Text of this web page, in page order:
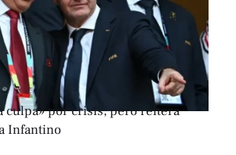
culpa» por crisis, pero reitera
Infantino